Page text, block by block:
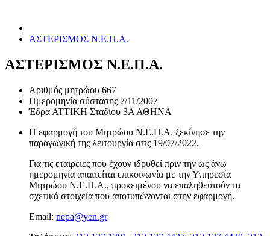
ΑΣΤΕΡΙΣΜΟΣ Ν.Ε.Π.Α.
ΑΣΤΕΡΙΣΜΟΣ Ν.Ε.Π.Α.
Αριθμός μητρώου 667
Ημερομηνία σύστασης 7/11/2007
Έδρα ΑΤΤΙΚΗ Σταδίου 3Α ΑΘΗΝΑ
Η εφαρμογή του Μητρώου Ν.Ε.Π.Α. ξεκίνησε την
παραγωγική της λειτουργία στις 19/07/2022.
Για τις εταιρείες που έχουν ιδρυθεί πριν την ως άνω
ημερομηνία απαιτείται επικοινωνία με την Υπηρεσία
Μητρώου Ν.Ε.Π.Α., προκειμένου να επαληθευτούν τα
σχετικά στοιχεία που αποτυπώνονται στην εφαρμογή.
Email: nepa@yen.gr